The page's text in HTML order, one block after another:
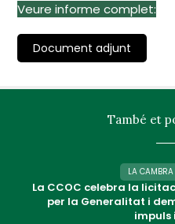
Veure informe complet:
Document adjunt
També et
LA CAMBRA
La CCOC celebra la
per la Generalitat i
impuls